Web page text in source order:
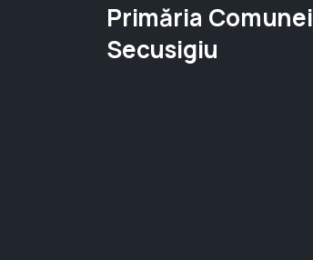
Primăria Comunei
Secusigiu